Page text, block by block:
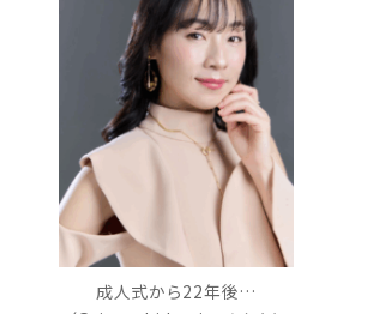
成人式から22年後…